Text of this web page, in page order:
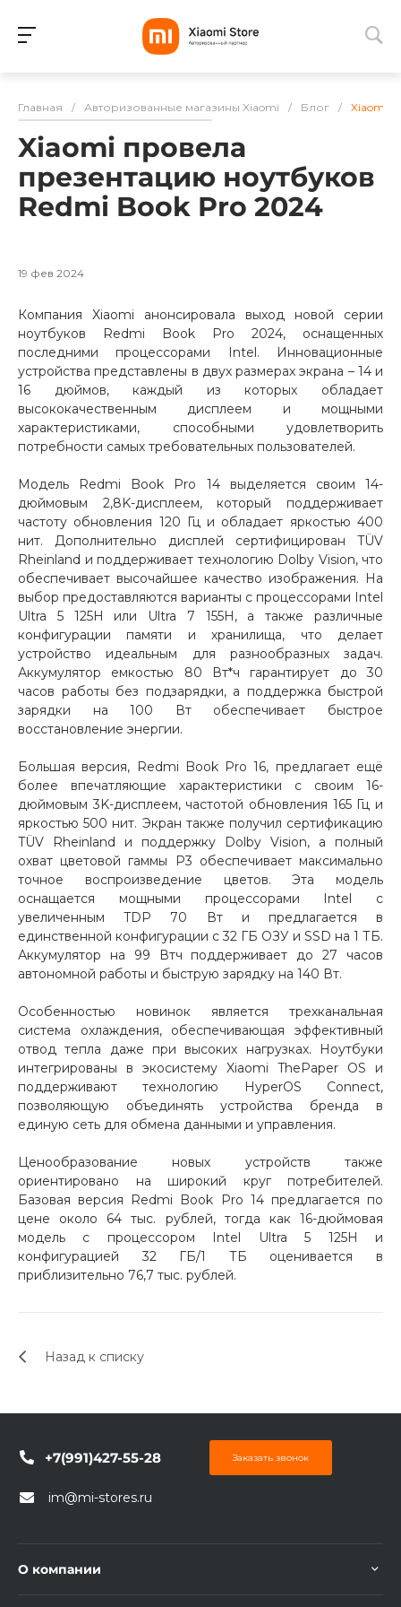
Разбейте
оплатуна части
без переплат
График платежей
Сегодня
25%
Добавляйте товары
в корзину
Оплачивайте сегодня только
% картой любого банка
Получайте товар
выбранный способом
Оставшиеся75% будут
списыватьсяс вашей карты
по
25% каждые 2 недели
Подробнее
об оплате Плайтом
25
раз в 2
недели
Остались вопросы?
8 800 302-02-51
plait.ru
Главная / Авторизованные магазины Xiaomi / Блог / Xiaomi
Xiaomi провела
презентацию ноутбуков
Redmi Book Pro 2024
19 фев 2024
Компания Xiaomi анонсировала выход новой серии
ноутбуков Redmi Book Pro 2024, оснащенных
последними процессорами Intel. Инновационные
устройства представлены в двух размерах экрана – 14 и
16 дюймов, каждый из которых обладает
высококачественным дисплеем и мощными
характеристиками, способными удовлетворить
потребности самых требовательных пользователей.
Модель Redmi Book Pro 14 выделяется своим 14-
дюймовым 2,8K-дисплеем, который поддерживает
частоту обновления 120 Гц и обладает яркостью 400
нит. Дополнительно дисплей сертифицирован TÜV
Rheinland и поддерживает технологию Dolby Vision, что
обеспечивает высочайшее качество изображения. На
выбор предоставляются варианты с процессорами Intel
Ultra 5 125H или Ultra 7 155H, а также различные
конфигурации памяти и хранилища, что делает
устройство идеальным для разнообразных задач.
Аккумулятор емкостью 80 Вт*ч гарантирует до 30
часов работы без подзарядки, а поддержка быстрой
зарядки на 100 Вт обеспечивает быстрое
восстановление энергии.
Большая версия, Redmi Book Pro 16, предлагает ещё
более впечатляющие характеристики с своим 16-
дюймовым 3K-дисплеем, частотой обновления 165 Гц и
яркостью 500 нит. Экран также получил сертификацию
TÜV Rheinland и поддержку Dolby Vision, а полный
охват цветовой гаммы P3 обеспечивает максимально
точное воспроизведение цветов. Эта модель
оснащается мощными процессорами Intel с
увеличенным TDP 70 Вт и предлагается в
единственной конфигурации с 32 ГБ ОЗУ и SSD на 1 ТБ.
Аккумулятор на 99 Втч поддерживает до 27 часов
автономной работы и быструю зарядку на 140 Вт.
Особенностью новинок является трехканальная
система охлаждения, обеспечивающая эффективный
отвод тепла даже при высоких нагрузках. Ноутбуки
интегрированы в экосистему Xiaomi ThePaper OS и
поддерживают технологию HyperOS Connect,
позволяющую объединять устройства бренда в
единую сеть для обмена данными и управления.
Ценообразование новых устройств также
ориентировано на широкий круг потребителей.
Базовая версия Redmi Book Pro 14 предлагается по
цене около 64 тыс. рублей, тогда как 16-дюймовая
модель с процессором Intel Ultra 5 125H и
конфигурацией 32 ГБ/1 ТБ оценивается в
приблизительно 76,7 тыс. рублей.
Назад к списку
+7(991)427-55-28 Заказать звонок
im@mi-stores.ru
О компании